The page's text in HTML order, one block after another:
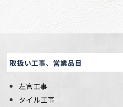
取扱い工事、営業品目
左官工事
タイル工事